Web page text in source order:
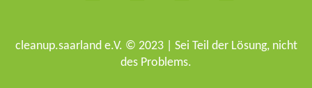
cleanup.saarland e.V. © 2023 | Sei Teil der Lösung, nicht
des Problems.